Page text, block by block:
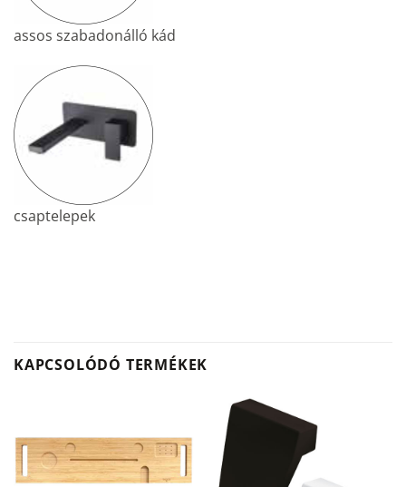
assos szabadonálló kád
csaptelepek
KAPCSOLÓDÓ TERMÉKEK